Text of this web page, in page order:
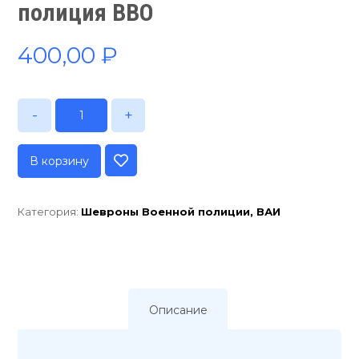
полиция ВВО
400,00₽
- +
В корзину
Категория: Шевроны Военной полиции, ВАИ
Описание